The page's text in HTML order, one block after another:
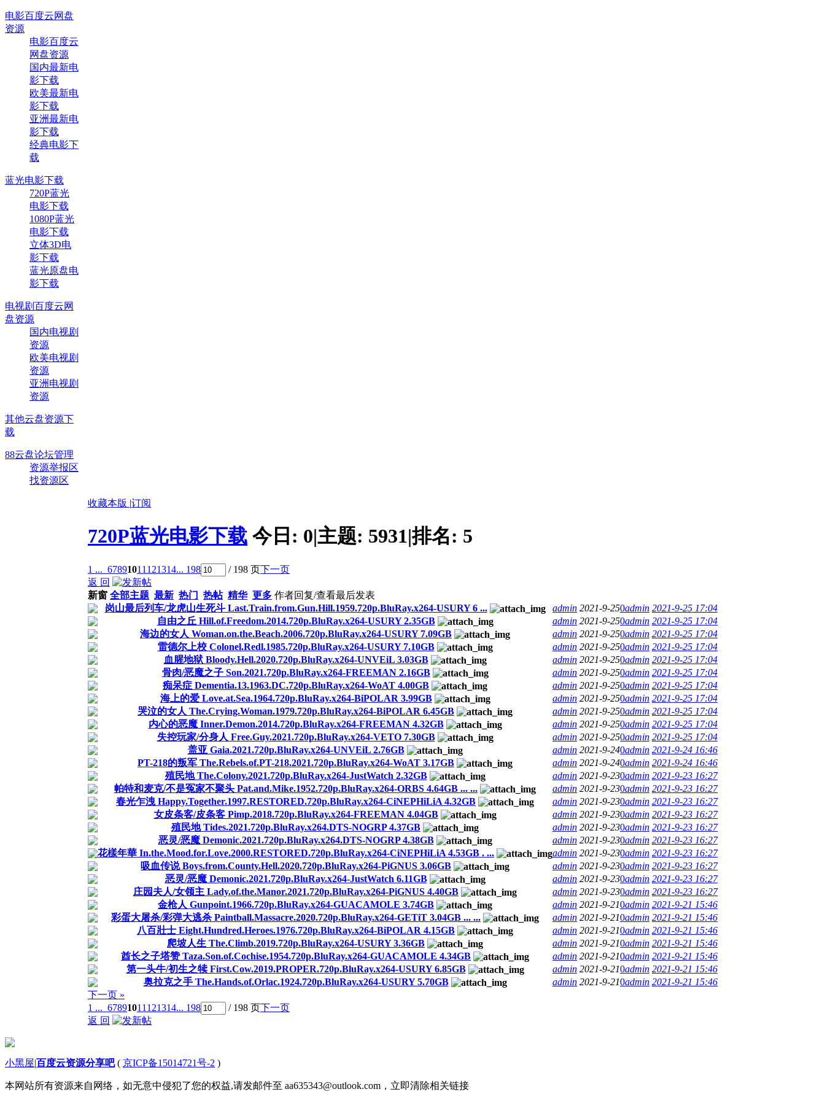
电影百度云网盘
资源
电影百度云
网盘资源
国内最新电
影下载
欧美最新电
影下载
亚洲最新电
影下载
经典电影下
载
蓝光电影下载
720P蓝光
电影下载
1080P蓝光
电影下载
立体3D电
影下载
蓝光原盘电
影下载
电视剧百度云网
盘资源
国内电视剧
资源
欧美电视剧
资源
亚洲电视剧
资源
其他云盘资源下
载
88云盘论坛管理
资源举报区
找资源区
收藏本版 |订阅
720P蓝光电影下载 今日: 0|主题: 5931|排名: 5
1 ... 67891011 121314... 198 / 198 页下一页
返 回
新窗 全部主题 最新 热门 热帖 精华 更多 作者回复/查看最后发表
岗山最后列车/龙虎山生死斗 Last.Train.from.Gun.Hill.1959.720p.BluRay.x264-USURY 6 ...
admin 2021-9-250admin 2021-9-25 17:04
自由之丘 Hill.of.Freedom.2014.720p.BluRay.x264-USURY 2.35GB
admin 2021-9-250admin 2021-9-25 17:04
海边的女人 Woman.on.the.Beach.2006.720p.BluRay.x264-USURY 7.09GB
admin 2021-9-250admin 2021-9-25 17:04
雷德尔上校 Colonel.Redl.1985.720p.BluRay.x264-USURY 7.10GB
admin 2021-9-250admin 2021-9-25 17:04
血腥地狱 Bloody.Hell.2020.720p.BluRay.x264-UNVEiL 3.03GB
admin 2021-9-250admin 2021-9-25 17:04
骨肉/恶魔之子 Son.2021.720p.BluRay.x264-FREEMAN 2.16GB
admin 2021-9-250admin 2021-9-25 17:04
痴呆症 Dementia.13.1963.DC.720p.BluRay.x264-WoAT 4.00GB
admin 2021-9-250admin 2021-9-25 17:04
海上的爱 Love.at.Sea.1964.720p.BluRay.x264-BiPOLAR 3.99GB
admin 2021-9-250admin 2021-9-25 17:04
哭泣的女人 The.Crying.Woman.1979.720p.BluRay.x264-BiPOLAR 6.45GB
admin 2021-9-250admin 2021-9-25 17:04
内心的恶魔 Inner.Demon.2014.720p.BluRay.x264-FREEMAN 4.32GB
admin 2021-9-250admin 2021-9-25 17:04
失控玩家/分身人 Free.Guy.2021.720p.BluRay.x264-VETO 7.30GB
admin 2021-9-250admin 2021-9-25 17:04
盖亚 Gaia.2021.720p.BluRay.x264-UNVEiL 2.76GB
admin 2021-9-240admin 2021-9-24 16:46
PT-218的叛军 The.Rebels.of.PT-218.2021.720p.BluRay.x264-WoAT 3.17GB
admin 2021-9-240admin 2021-9-24 16:46
殖民地 The.Colony.2021.720p.BluRay.x264-JustWatch 2.32GB
admin 2021-9-230admin 2021-9-23 16:27
帕特和麦克/不是冤家不聚头 Pat.and.Mike.1952.720p.BluRay.x264-ORBS 4.64GB ... ...
admin 2021-9-230admin 2021-9-23 16:27
春光乍洩 Happy.Together.1997.RESTORED.720p.BluRay.x264-CiNEPHiLiA 4.32GB
admin 2021-9-230admin 2021-9-23 16:27
女皮条客/皮条客 Pimp.2018.720p.BluRay.x264-FREEMAN 4.04GB
admin 2021-9-230admin 2021-9-23 16:27
殖民地 Tides.2021.720p.BluRay.x264.DTS-NOGRP 4.37GB
admin 2021-9-230admin 2021-9-23 16:27
恶灵/恶魔 Demonic.2021.720p.BluRay.x264.DTS-NOGRP 4.38GB
admin 2021-9-230admin 2021-9-23 16:27
花樣年華 In.the.Mood.for.Love.2000.RESTORED.720p.BluRay.x264-CiNEPHiLiA 4.53GB . ...
admin 2021-9-230admin 2021-9-23 16:27
吸血传说 Boys.from.County.Hell.2020.720p.BluRay.x264-PiGNUS 3.06GB
admin 2021-9-230admin 2021-9-23 16:27
恶灵/恶魔 Demonic.2021.720p.BluRay.x264-JustWatch 6.11GB
admin 2021-9-230admin 2021-9-23 16:27
庄园夫人/女领主 Lady.of.the.Manor.2021.720p.BluRay.x264-PiGNUS 4.40GB
admin 2021-9-230admin 2021-9-23 16:27
金枪人 Gunpoint.1966.720p.BluRay.x264-GUACAMOLE 3.74GB
admin 2021-9-210admin 2021-9-21 15:46
彩蛋大屠杀/彩弹大逃杀 Paintball.Massacre.2020.720p.BluRay.x264-GETiT 3.04GB ... ...
admin 2021-9-210admin 2021-9-21 15:46
八百壯士 Eight.Hundred.Heroes.1976.720p.BluRay.x264-BiPOLAR 4.15GB
admin 2021-9-210admin 2021-9-21 15:46
爬坡人生 The.Climb.2019.720p.BluRay.x264-USURY 3.36GB
admin 2021-9-210admin 2021-9-21 15:46
酋长之子塔赞 Taza.Son.of.Cochise.1954.720p.BluRay.x264-GUACAMOLE 4.34GB
admin 2021-9-210admin 2021-9-21 15:46
第一头牛/初生之犊 First.Cow.2019.PROPER.720p.BluRay.x264-USURY 6.85GB
admin 2021-9-210admin 2021-9-21 15:46
奥拉克之手 The.Hands.of.Orlac.1924.720p.BluRay.x264-USURY 5.70GB
admin 2021-9-210admin 2021-9-21 15:46
下一页 »
1 ... 67891011 121314... 198 / 198 页下一页
返 回
小黑屋|百度云资源分享吧( 京ICP备15014721号-2 )
本网站所有资源来自网络，如无意中侵犯了您的权益,请发邮件至 aa635343@outlook.com ，立即清除相关链接